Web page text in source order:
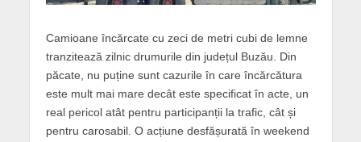
Camioane încărcate cu zeci de metri cubi de lemne
tranzitează zilnic drumurile din județul Buzău. Din
păcate, nu puține sunt cazurile în care încărcătura
este mult mai mare decât este specificat în acte, un
real pericol atât pentru participanții la trafic, cât și
pentru carosabil. O acțiune desfășurată în weekend